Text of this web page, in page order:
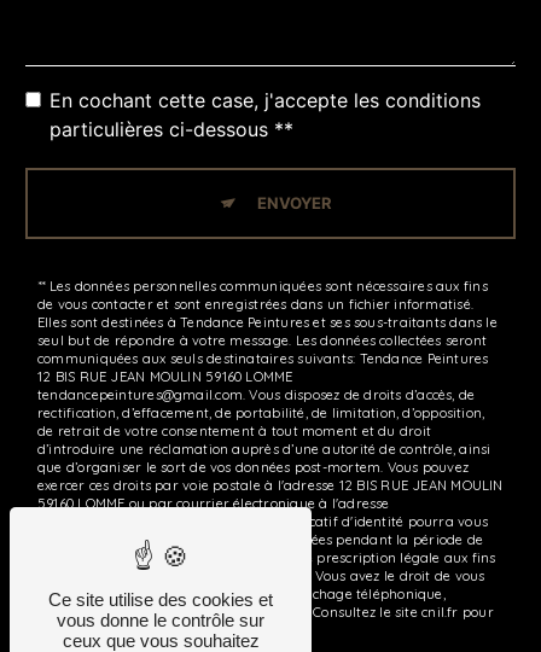
En cochant cette case, j'accepte les conditions
particulières ci-dessous **
ENVOYER
** Les données personnelles communiquées sont nécessaires aux fins
de vous contacter et sont enregistrées dans un fichier informatisé.
Elles sont destinées à Tendance Peintures et ses sous-traitants dans le
seul but de répondre à votre message. Les données collectées seront
communiquées aux seuls destinataires suivants: Tendance Peintures
12 BIS RUE JEAN MOULIN 59160 LOMME
tendancepeintures@gmail.com. Vous disposez de droits d’accès, de
rectification, d’effacement, de portabilité, de limitation, d’opposition,
de retrait de votre consentement à tout moment et du droit
d’introduire une réclamation auprès d’une autorité de contrôle, ainsi
que d’organiser le sort de vos données post-mortem. Vous pouvez
exercer ces droits par voie postale à l'adresse 12 BIS RUE JEAN MOULIN
59160 LOMME ou par courrier électronique à l'adresse
tendancepeintures@gmail.com. Un justificatif d'identité pourra vous
être demandé. Nous conservons vos données pendant la période de
prise de contact puis pendant la durée de prescription légale aux fins
probatoires et de gestion des contentieux. Vous avez le droit de vous
inscrire sur la liste d'opposition au démarchage téléphonique,
disponible à cette adresse: Bloctel.gouv.fr
. Consultez le site cnil.fr pour
plus d’informations sur vos droits.
Ce site utilise des cookies et
vous donne le contrôle sur
ceux que vous souhaitez